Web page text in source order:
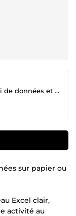
Création de tableaux Excel, suivi de données et documents professionnels
sur papier ou
Excel clair,
activité au